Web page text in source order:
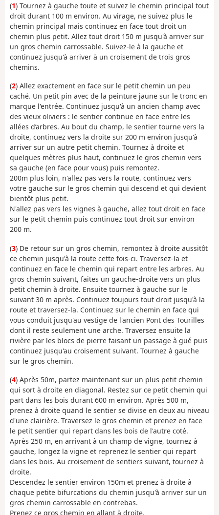
(1) Tournez à gauche toute et suivez le chemin principal tout
droit durant 100 m environ. Au virage, ne suivez plus le
chemin principal mais continuez en face tout droit un
chemin plus petit. Allez tout droit 150 m jusqu'à arriver sur
un gros chemin carrossable. Suivez-le à la gauche et
continuez jusqu'à arriver à un croisement de trois gros
chemins.
(2) Allez exactement en face sur le petit chemin un peu
caché. Un petit pin avec de la peinture jaune sur le tronc en
marque l'entrée. Continuez jusqu'à un ancien champ avec
des vieux oliviers : le sentier continue en face entre les
allées d’arbres. Au bout du champ, le sentier tourne vers la
droite, continuez vers la droite sur 200 m environ jusqu'à
arriver sur un autre petit chemin. Tournez à droite et
quelques mètres plus haut, continuez le gros chemin vers
sa gauche (en face pour vous) puis remontez.
200m plus loin, n'allez pas vers la route, continuez vers
votre gauche sur le gros chemin qui descend et qui devient
bientôt plus petit.
N'allez pas vers les vignes à gauche, allez tout droit en face
sur le petit chemin puis continuez tout droit sur environ
200 m.
(3) De retour sur un gros chemin, remontez à droite aussitôt
ce chemin jusqu'à la route cette fois-ci. Traversez-la et
continuez en face le chemin qui repart entre les arbres. Au
gros chemin suivant, faites un gauche-droite vers un plus
petit chemin à droite. Ensuite tournez à gauche sur le
suivant 30 m après. Continuez toujours tout droit jusqu'à la
route et traversez-la. Continuez sur le chemin en face qui
vous conduit jusqu'au vestige de l'ancien Pont des Tourilles
dont il reste seulement une arche. Traversez ensuite la
rivière par les blocs de pierre faisant un passage à gué puis
continuez jusqu'au croisement suivant. Tournez à gauche
sur le gros chemin.
(4) Après 50m, partez maintenant sur un plus petit chemin
qui sort à droite en diagonal. Restez sur ce petit chemin qui
part dans les bois durant 600 m environ. Après 500 m,
prenez à droite quand le sentier se divise en deux au niveau
d'une clairière. Traversez le gros chemin et prenez en face
le petit sentier qui repart dans les bois de l'autre coté.
Après 250 m, en arrivant à un champ de vigne, tournez à
gauche, longez la vigne et reprenez le sentier qui repart
dans les bois. Au croisement de sentiers suivant, tournez à
droite.
Descendez le sentier environ 150m et prenez à droite à
chaque petite bifurcations du chemin jusqu'à arriver sur un
gros chemin carrossable en contrebas.
Prenez ce gros chemin en allant à droite.